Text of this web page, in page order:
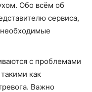
Обо всём об
сервиса,
с проблемами
как
Важно